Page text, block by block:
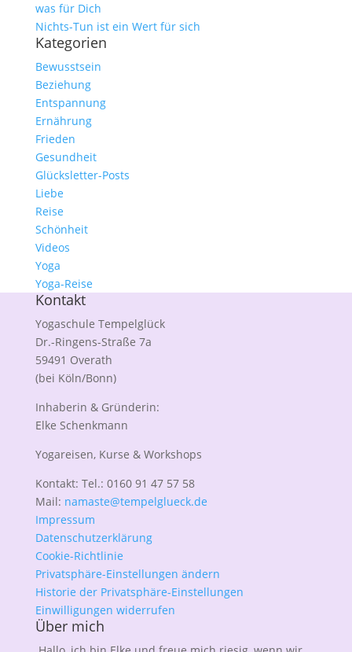
was für Dich
Nichts-Tun ist ein Wert für sich
Kategorien
Bewusstsein
Beziehung
Entspannung
Ernährung
Frieden
Gesundheit
Glücksletter-Posts
Liebe
Reise
Schönheit
Videos
Yoga
Yoga-Reise
Kontakt
Yogaschule Tempelglück
Dr.-Ringens-Straße 7a
59491 Overath
(bei Köln/Bonn)
Inhaberin & Gründerin:
Elke Schenkmann
Yogareisen, Kurse & Workshops
Kontakt: Tel.: 0160 91 47 57 58
Mail: namaste@tempelglueck.de
Impressum
Datenschutzerklärung
Cookie-Richtlinie
Privatsphäre-Einstellungen ändern
Historie der Privatsphäre-Einstellungen
Einwilligungen widerrufen
Über mich